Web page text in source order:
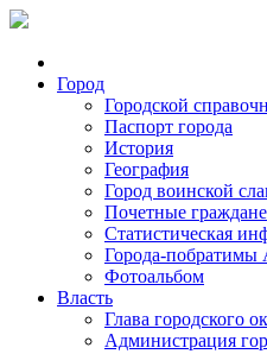
Город
Городской
Паспорт города
История
География
Город воинской
Почетные граждане
Статистическая
Города-побратимы
Фотоальбом
Власть
Глава городского
Администрация